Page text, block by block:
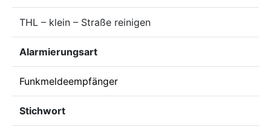
THL – klein – Straße reinigen
Alarmierungsart
Funkmeldeempfänger
Stichwort